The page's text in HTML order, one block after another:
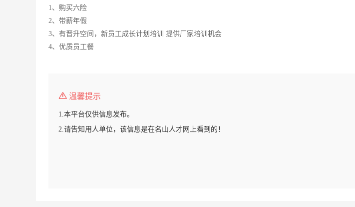
1、购买六险
2、带薪年假
3、有晋升空间，新员工成长计划培训 提供厂家培训机会
4、优质员工餐
温馨提示
1.本平台仅供信息发布。
2.请告知用人单位，该信息是在名山人才网上看到的！